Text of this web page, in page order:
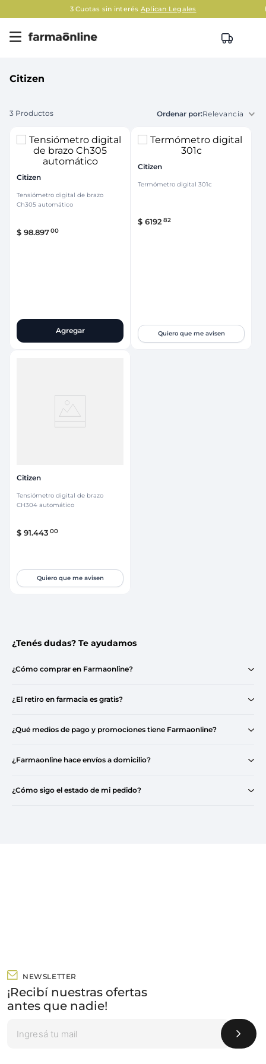
3 Cuotas sin interés Aplican Legales
Citizen
3 Productos Relevancia
Citizen
Tensiómetro digital de brazo
Ch305 automático
$ 98.89700
Agregar
Citizen
Termómetro digital 301c
$ 619282
Quiero que me avisen
Citizen
Tensiómetro digital de brazo
CH304 automático
$ 91.443 00
Quiero que me avisen
¿Tenés dudas? Te ayudamos
¿Cómo comprar en Farmaonline?
¿El retiro en farmacia es gratis?
¿Qué medios de pago y promociones tiene Farmaonline?
¿Farmaonline hace envíos a domicilio?
¿Cómo sigo el estado de mi pedido?
NEWSLETTER
¡Recibí nuestras ofertas
antes que nadie!